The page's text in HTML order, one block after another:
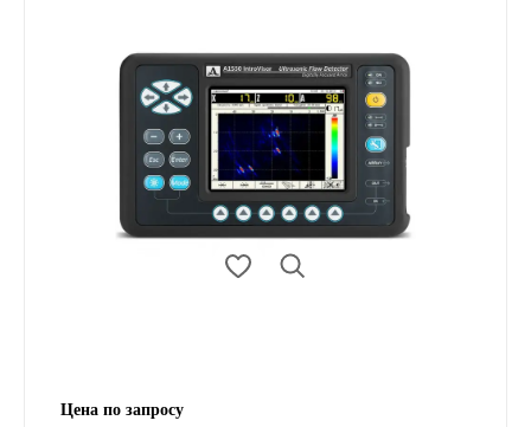
Цена по запросу